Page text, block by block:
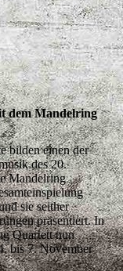
dem Mandelring
bilden einen der
des 20.
Mandelring
sie seither
präsentiert. In
Quartett nun
bis 7. November